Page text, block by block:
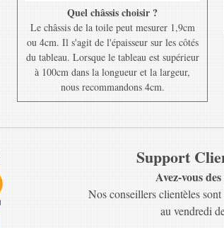
Quel châssis choisir ?
Le châssis de la toile peut mesurer 1,9cm
ou 4cm. Il s'agit de l'épaisseur sur les côtés
du tableau. Lorsque le tableau est supérieur
à 100cm dans la longueur et la largeur,
nous recommandons 4cm.
Support
Avez-vous
Nos conseillers clientèles
au vendredi